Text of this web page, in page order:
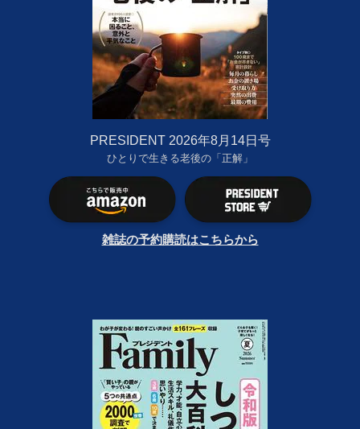
PRESIDENT 2026年8月14日号
ひとりで生きる老後の「正解」
雑誌の予約購読はこちらから